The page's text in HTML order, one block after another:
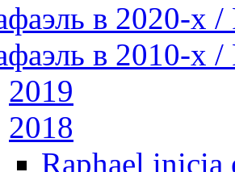
в 2020-х /
в 2010-х /
2019
2018
Raphael inicia